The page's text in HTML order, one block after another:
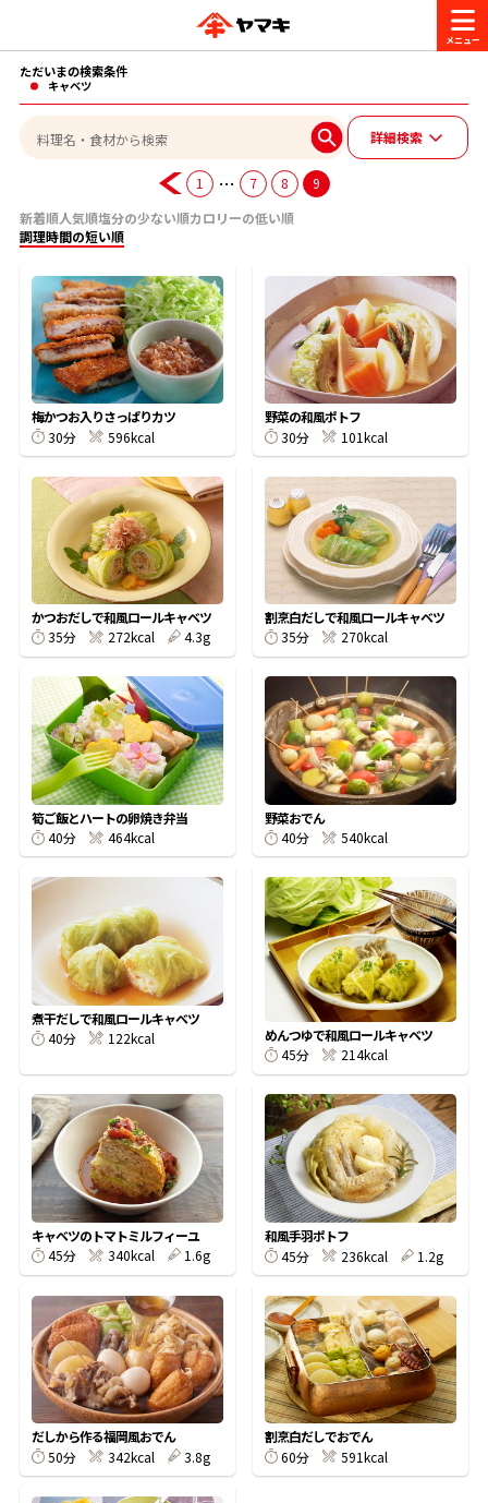
商品情報
ヤマキ『めんつゆ』 ヤマキ 割烹白だし
旨さ、別格。だし屋の鍋 韓福善シリーズ
サッと鍋® 楽チン鍋®
楽チン屋® ストレートつゆ
新鮮一番 『氷熟®』
レシピ
おいしいレシピを探す
おいしいレシピトップ
主食レシピ
主菜レシピ
汁物レシピ
時短レシピ
おいしいレシピを商品から探す
かつお節レシピ
めんつゆレシピ
割烹白だしレシピ
レシピ特設サイト
割烹白だしレシピ特集
だし巻き卵特集
かつおだしが決め手！簡単茶碗蒸し
かつお節・だしを楽しむ
かつお節・だしを知る
だしの取り方
かつお節の削り方
かつお節・だしをもっと知る
ヤマキ かつお節プラス®
かつお節・だしを楽しむ
だしコミュ
CM・キャンペーン
キャンペーン一覧
企業・採用情報
企業情報
- 百年対話
- ヤマキ かつお節プラス®
採用情報
- ジョブリターン制
お問い合わせ
ヤマキお客様相談室
オンラインショップ
コミュニティサイト
Global
ただいまの検索条件
キャベツ
詳細検索
1 … 7 8
9
新着順人気順塩分の少ない順カロリーの低い順
調理時間の短い順
梅かつお入りさっぱりカツ
30分
596kcal
野菜の和風ポトフ
30分
101kcal
かつおだしで和風ロールキャベツ
35分
272kcal 4.3g
割烹白だしで和風ロールキャベツ
35分
270kcal
筍ご飯とハートの卵焼き弁当
40分
464kcal
野菜おでん
40分
540kcal
煮干だしで和風ロールキャベツ
40分
122kcal
めんつゆで和風ロールキャベツ
45分
214kcal
キャベツのトマトミルフィーユ
45分
340kcal 1.6g
和風手羽ポトフ
45分
236kcal 1.2g
だしから作る福岡風おでん
50分
342kcal 3.8g
割烹白だしでおでん
60分
591kcal